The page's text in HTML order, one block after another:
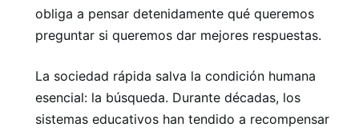
obliga a pensar detenidamente qué queremos
preguntar si queremos dar mejores respuestas.
La sociedad rápida salva la condición humana
esencial: la búsqueda. Durante décadas, los
sistemas educativos han tendido a recompensar